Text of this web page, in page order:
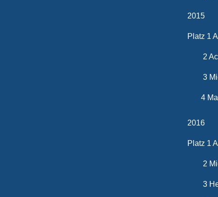
2015
Platz 1
2
3
4
2016
Platz 1
2
3